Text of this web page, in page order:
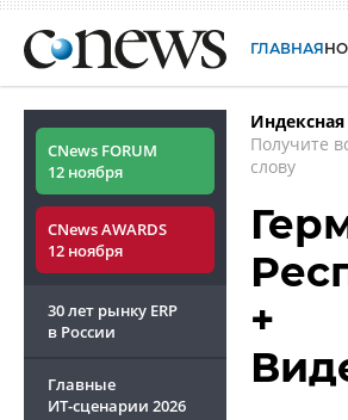
ГЛАВНАЯ
CNews FORUM
12 ноября
CNews AWARDS
12 ноября
30 лет рынку ERP
в России
Главные
ИТ-сценарии 2026
Индексная
Получите
слову
+